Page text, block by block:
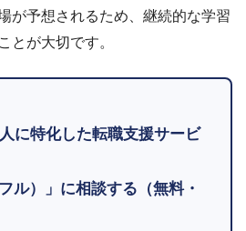
が予想されるため、継続的な学習
とが大切です。
に特化した転職支援サービ
ル）」に相談する（無料・